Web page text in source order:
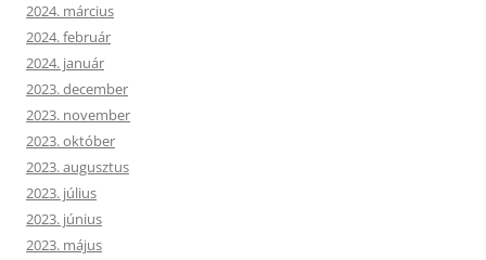
2024. március
2024. február
2024. január
2023. december
2023. november
2023. október
2023. augusztus
2023. július
2023. június
2023. május